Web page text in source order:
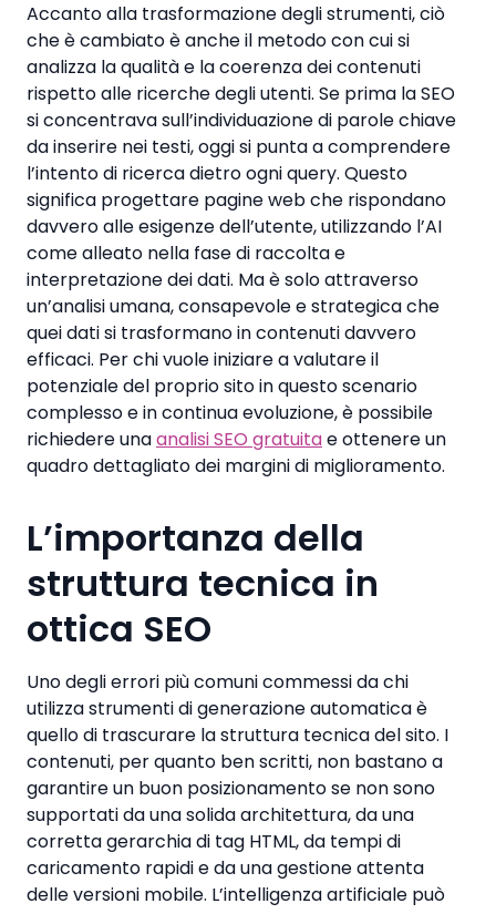
Accanto alla trasformazione degli strumenti, ciò
che è cambiato è anche il metodo con cui si
analizza la qualità e la coerenza dei contenuti
rispetto alle ricerche degli utenti. Se prima la SEO
si concentrava sull’individuazione di parole chiave
da inserire nei testi, oggi si punta a comprendere
l’intento di ricerca dietro ogni query. Questo
significa progettare pagine web che rispondano
davvero alle esigenze dell’utente, utilizzando l’AI
come alleato nella fase di raccolta e
interpretazione dei dati. Ma è solo attraverso
un’analisi umana, consapevole e strategica che
quei dati si trasformano in contenuti davvero
efficaci. Per chi vuole iniziare a valutare il
potenziale del proprio sito in questo scenario
complesso e in continua evoluzione, è possibile
richiedere unaanalisi SEO gratuitae ottenere un
quadro dettagliato dei margini di miglioramento.
L’importanza della
struttura tecnica in
ottica SEO
Uno degli errori più comuni commessi da chi
utilizza strumenti di generazione automatica è
quello di trascurare la struttura tecnica del sito. I
contenuti, per quanto ben scritti, non bastano a
garantire un buon posizionamento se non sono
supportati da una solida architettura, da una
corretta gerarchia di tag HTML, da tempi di
caricamento rapidi e da una gestione attenta
delle versioni mobile. L’intelligenza artificiale può